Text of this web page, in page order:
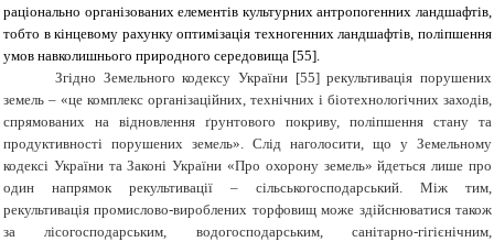
раціонально організованих елементів культурних антропогенних ландшафтів,
тобто в кінцевому рахунку оптимізація техногенних ландшафтів, поліпшення
умов навколишнього природного середовища [55].
Згідно Земельного кодексу України [55] рекультивація порушених
земель – «це комплекс організаційних, технічних і біотехнологічних заходів,
спрямованих на відновлення ґрунтового покриву, поліпшення стану та
продуктивності порушених земель». Слід наголосити, що у Земельному
кодексі України та Законі України «Про охорону земель» йдеться лише про
один напрямок рекультивації – сільськогосподарський. Між тим,
рекультивація промислово-вироблених торфовищ може здійснюватися також
за лісогосподарським, водогосподарським, санітарно-гігієнічним,